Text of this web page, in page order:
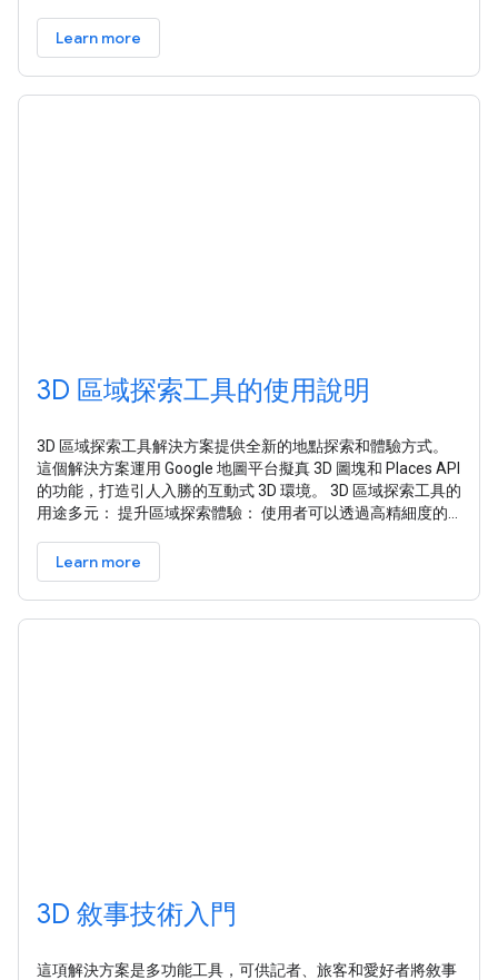
編輯器，請前往代管的 3D Storytelling 管理應用程式 ，或從
GitHub 下載並安裝自己的 Storytelling 執行個體。
Learn more
3D 區域探索工具的使用說明
3D 區域探索工具解決方案提供全新的地點探索和體驗方式。
這個解決方案運用 Google 地圖平台擬真 3D 圖塊和 Places API
的功能，打造引人入勝的互動式 3D 環境。 3D 區域探索工具的
用途多元： 提升區域探索體驗： 使用者可以透過高精細度的
地點為基礎的敘事內容： 可納入搜尋點 (POI) 並提供豐富的說
明，打造以敘事內容為主的體驗，向使用者介紹特定地點。 運
用 Google 地圖 3D 功能激發開發靈感： 這項功能展示了
Learn more
3D 敘事技術入門
這項解決方案是多功能工具，可供記者、旅客和愛好者將敘事